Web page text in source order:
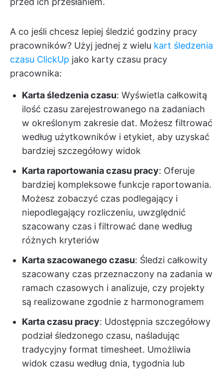
A co jeśli chcesz lepiej śledzić godziny pracy
pracowników? Użyj jednej z wielu kart śledzenia
czasu ClickUp jako karty czasu pracy
pracownika:
Karta śledzenia czasu: Wyświetla całkowitą
ilość czasu zarejestrowanego na zadaniach
w określonym zakresie dat. Możesz filtrować
według użytkowników i etykiet, aby uzyskać
bardziej szczegółowy widok
Karta raportowania czasu pracy: Oferuje
bardziej kompleksowe funkcje raportowania.
Możesz zobaczyć czas podlegający i
niepodlegający rozliczeniu, uwzględnić
szacowany czas i filtrować dane według
różnych kryteriów
Karta szacowanego czasu: Śledzi całkowity
szacowany czas przeznaczony na zadania w
ramach czasowych i analizuje, czy projekty
są realizowane zgodnie z harmonogramem
Karta czasu pracy: Udostępnia szczegółowy
podział śledzonego czasu, naśladując
tradycyjny format timesheet. Umożliwia
widok czasu według dnia, tygodnia lub